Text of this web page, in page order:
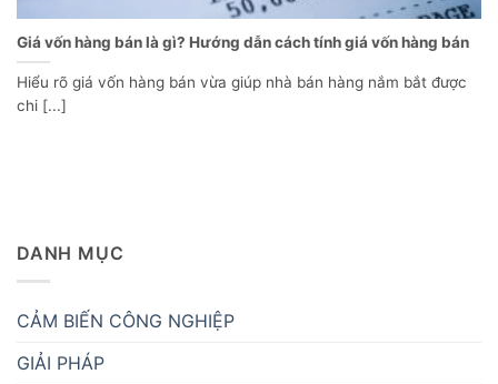
Giá vốn hàng bán là gì? Hướng dẫn cách tính giá vốn hàng bán
Hiểu rõ giá vốn hàng bán vừa giúp nhà bán hàng nắm bắt được
chi [...]
DANH MỤC
CẢM BIẾN CÔNG NGHIỆP
GIẢI PHÁP